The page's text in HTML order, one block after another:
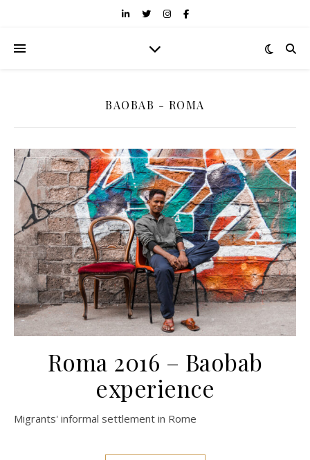
BAOBAB - ROMA
Roma 2016 – Baobab
experience
Migrants' informal settlement in Rome